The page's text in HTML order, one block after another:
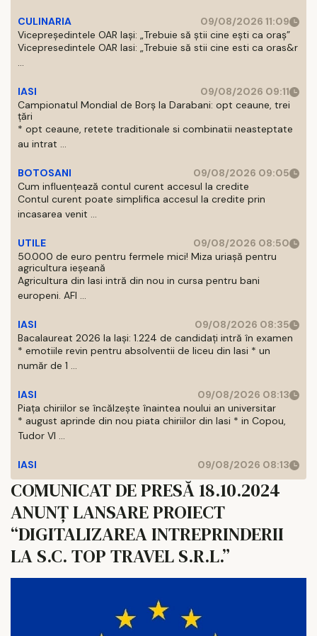
CULINARIA
09/08/2026 11:09
Vicepreședintele OAR Iași: „Trebuie să știi cine ești ca oraș”
Vicepresedintele OAR Iasi: „Trebuie să stii cine esti ca oras&r
...
IASI
09/08/2026 09:11
Campionatul Mondial de Borș la Darabani: opt ceaune, trei
țări
* opt ceaune, retete traditionale si combinatii neasteptate
au intrat ...
BOTOSANI
09/08/2026 09:05
Cum influențează contul curent accesul la credite
Contul curent poate simplifica accesul la credite prin
incasarea venit ...
UTILE
09/08/2026 08:50
50.000 de euro pentru fermele mici! Miza uriașă pentru
agricultura ieșeană
Agricultura din Iasi intră din nou in cursa pentru bani
europeni. AFI ...
IASI
09/08/2026 08:35
Bacalaureat 2026 la Iași: 1.224 de candidați intră în examen
* emotiile revin pentru absolventii de liceu din Iasi * un
număr de 1 ...
IASI
09/08/2026 08:13
Piața chiriilor se încălzește înaintea noului an universitar
* august aprinde din nou piata chiriilor din Iasi * in Copou,
Tudor Vl ...
IASI 09/08/2026 08:13
COMUNICAT DE PRESĂ 18.10.2024
ANUNȚ LANSARE PROIECT
“DIGITALIZAREA INTREPRINDERII
LA S.C. TOP TRAVEL S.R.L.”